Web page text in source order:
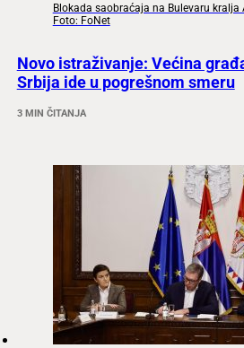
Blokada saobraćaja na Bulevaru kralja
Foto: FoNet
Novo istraživanje: Većina
Srbija ide u pogrešnom smeru
3 MIN ČITANJA